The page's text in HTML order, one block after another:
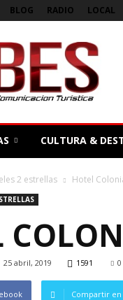
BLOG RADIO LOCAL
CULTURA &
2 estrellas Hotel
25 abril, 2019 1591 0
Compartir